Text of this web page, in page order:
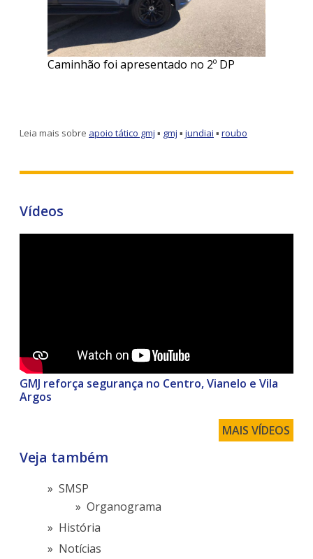
Caminhão foi apresentado no 2º DP
Leia mais sobre apoio tático gmj ▪ gmj ▪ jundiai ▪ roubo
Vídeos
GMJ reforça segurança no Centro, Vianelo e Vila
Argos
MAIS VÍDEOS
Veja também
SMSP
Organograma
História
Notícias